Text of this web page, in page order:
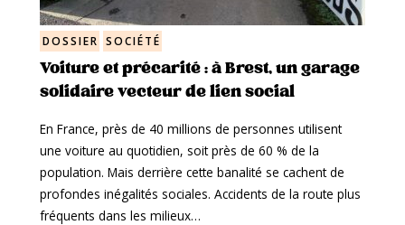
DOSSIER SOCIÉTÉ
Voiture et précarité : à Brest, un garage
solidaire vecteur de lien social
En France, près de 40 millions de personnes utilisent
une voiture au quotidien, soit près de 60 % de la
population. Mais derrière cette banalité se cachent de
profondes inégalités sociales. Accidents de la route plus
fréquents dans les milieux…